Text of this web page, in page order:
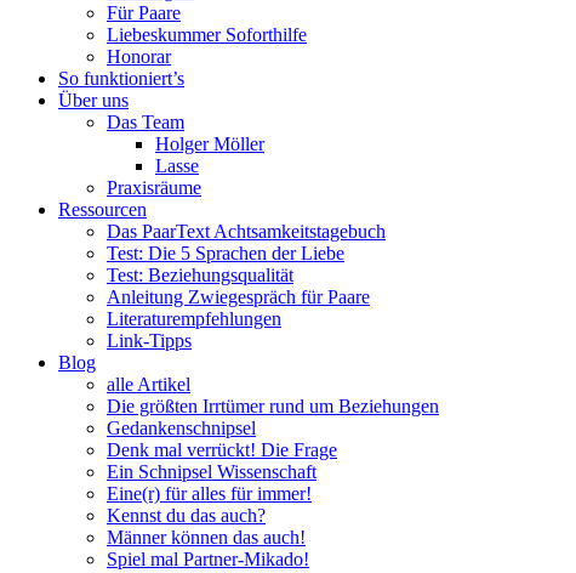
Für Paare
Liebeskummer Soforthilfe
Honorar
So funktioniert’s
Über uns
Das Team
Holger Möller
Lasse
Praxisräume
Ressourcen
Das PaarText Achtsamkeitstagebuch
Test: Die 5 Sprachen der Liebe
Test: Beziehungsqualität
Anleitung Zwiegespräch für Paare
Literaturempfehlungen
Link-Tipps
Blog
alle Artikel
Die größten Irrtümer rund um Beziehungen
Gedankenschnipsel
Denk mal verrückt! Die Frage
Ein Schnipsel Wissenschaft
Eine(r) für alles für immer!
Kennst du das auch?
Männer können das auch!
Spiel mal Partner-Mikado!